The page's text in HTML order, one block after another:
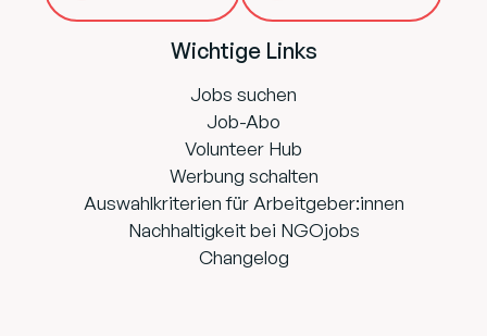
Wichtige Links
Jobs suchen
Job-Abo
Volunteer Hub
Werbung schalten
Auswahlkriterien für Arbeitgeber:innen
Nachhaltigkeit bei NGOjobs
Changelog